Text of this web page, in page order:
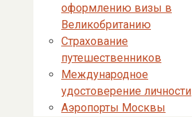
оформлению визы в
Великобританию
Страхование
путешественников
Международное
удостоверение личности
Аэропорты Москвы